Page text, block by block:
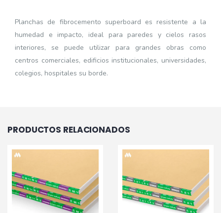
Planchas de fibrocemento superboard es resistente a la
humedad e impacto, ideal para paredes y cielos rasos
interiores, se puede utilizar para grandes obras como
centros comerciales, edificios institucionales, universidades,
colegios, hospitales su borde.
PRODUCTOS RELACIONADOS